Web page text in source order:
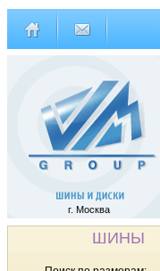
г. Москва
ШИНЫ